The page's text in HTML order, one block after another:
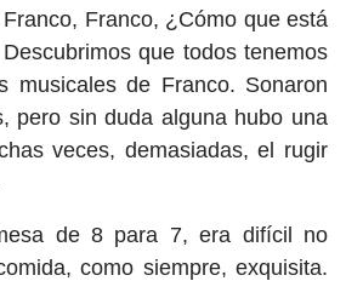
Franco, ¿Cómo que está
que todos tenemos
musicales de Franco. Sonaron
pero sin duda alguna hubo una
veces, demasiadas, el rugir
de 8 para 7, era difícil no
como siempre, exquisita.